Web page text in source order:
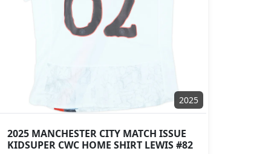
2025
2025 MANCHESTER CITY MATCH ISSUE
KIDSUPER CWC HOME SHIRT LEWIS #82